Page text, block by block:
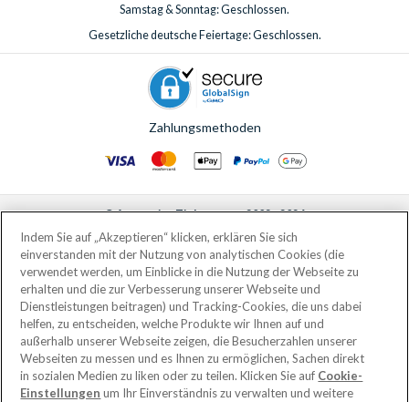
Samstag & Sonntag: Geschlossen.
Gesetzliche deutsche Feiertage: Geschlossen.
Zahlungsmethoden
© AttractionTickets.com 2002 - 2026
Eingetragener Firmensitz: 2nd Floor Nucleus House, 2 Lower Mortlake Road,
Richmond, United Kingdom, TW9 2JA.
AttractionTickets.com is a trading name of Attraction Tickets LTD, who are
the owners of UK Trademark Registration Nos. 3427114 and 3427117.
Registered in England with registered number 4390984 and VAT Number
795922965.
Indem Sie auf „Akzeptieren“ klicken, erklären Sie sich
einverstanden mit der Nutzung von analytischen Cookies (die
verwendet werden, um Einblicke in die Nutzung der Webseite zu
erhalten und die zur Verbesserung unserer Webseite und
Dienstleistungen beitragen) und Tracking-Cookies, die uns dabei
helfen, zu entscheiden, welche Produkte wir Ihnen auf und
außerhalb unserer Webseite zeigen, die Besucherzahlen unserer
Webseiten zu messen und es Ihnen zu ermöglichen, Sachen direkt
in sozialen Medien zu liken oder zu teilen. Klicken Sie auf Cookie-
Einstellungen um Ihr Einverständnis zu verwalten und weitere